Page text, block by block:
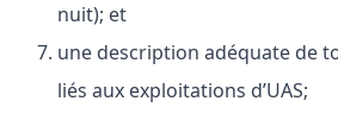
nuit); et
une description adéquate de
liés aux exploitations d’UAS;